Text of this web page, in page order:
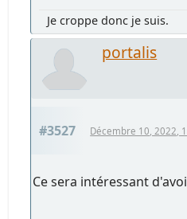
Je croppe donc je suis.
portalis
#3527 Décembre 10, 2022,
Ce sera intéressant